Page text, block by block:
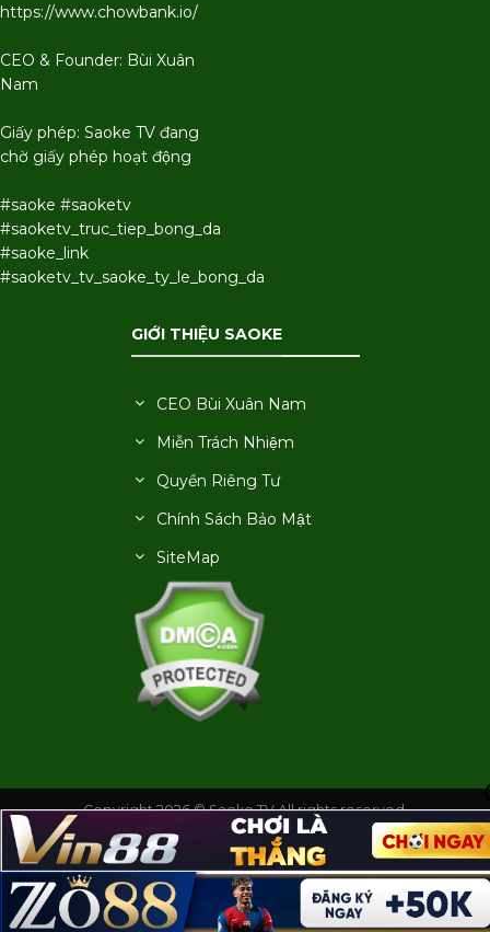
https://www.chowbank.io/
CEO & Founder: Bùi Xuân
Nam
Giấy phép: Saoke TV đang
chờ giấy phép hoạt động
#saoke #saoketv
#saoketv_truc_tiep_bong_da
#saoke_link
#saoketv_tv_saoke_ty_le_bong_da
GIỚI THIỆU SAOKE
CEO Bùi Xuân Nam
Miễn Trách Nhiệm
Quyền Riêng Tư
Chính Sách Bảo Mật
SiteMap
Copyright 2026 © Saoke TV All rights reserved.